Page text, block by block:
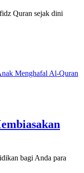
Quran sejak dini
bagi Anda para